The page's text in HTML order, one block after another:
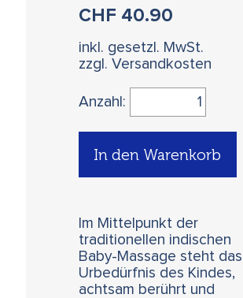
CHF 40.90
inkl. gesetzl. MwSt.
zzgl. Versandkosten
Anzahl:
In den Warenkorb
Im Mittelpunkt der
traditionellen indischen
Baby-Massage steht das
Urbedürfnis des Kindes,
achtsam berührt und